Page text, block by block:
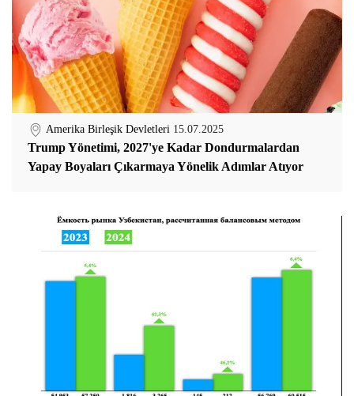
Amerika Birleşik Devletleri 15.07.2025
Trump Yönetimi, 2027'ye Kadar Dondurmalardan
Yapay Boyaları Çıkarmaya Yönelik Adımlar Atıyor